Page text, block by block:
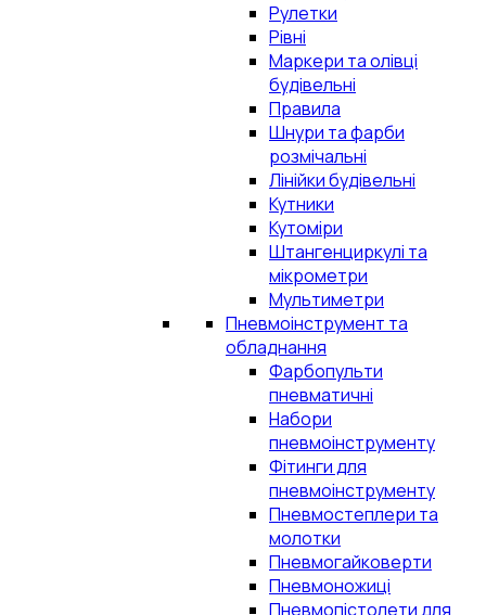
Рулетки
Рівні
Маркери та олівці
будівельні
Правила
Шнури та фарби
розмічальні
Лінійки будівельні
Кутники
Кутоміри
Штангенциркулі та
мікрометри
Мультиметри
Пневмоінструмент та
обладнання
Фарбопульти
пневматичні
Набори
пневмоінструменту
Фітинги для
пневмоінструменту
Пневмостеплери та
молотки
Пневмогайковерти
Пневмоножиці
Пневмопістолети для